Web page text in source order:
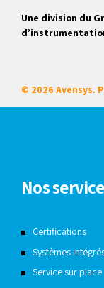
Une division du
© 2026 Avensys.
Nos
Certifications
Systèmes
Service sur place